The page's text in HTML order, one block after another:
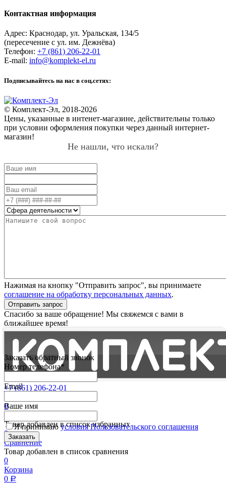
Контактная информация
Адрес: Краснодар, ул. Уральская, 134/5
(пересечение с ул. им. Дежнёва)
Телефон: +7 (861) 206-22-01
E-mail: info@komplekt-el.ru
Подписывайтесь на нас в соц.сетях:
© Комплект-Эл, 2018-2026
Цены, указанные в интенет-магазине, действительны только
при условии оформления покупки через данный интернет-
магазин!
Не нашли, что искали?
Нажимая на кнопку "Отправить запрос", вы принимаете
соглашение на обработку персональных данных.
Отправить запрос
Спасибо за ваше обращение! Мы свяжемся с вами в
ближайшее время!
+7 (861) 206-22-01
0
Товар добавлен в список избранных
0
Сравнение
Товар добавлен в список сравнения
0
Корзина
0 Р
Заказать обратный звонок
Номер телефона*
Email
Ваше имя
Я принимаюусловия Пользовательского соглашения